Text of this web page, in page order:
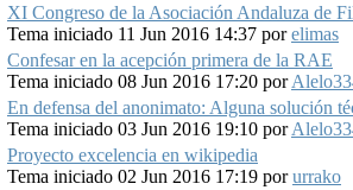
XI Congreso de la Asociación Andaluza de
Tema iniciado 11 Jun 2016 14:37 porelimas
Confesar en la acepción primera de la RAE
Tema iniciado 08 Jun 2016 17:20 por
En defensa del anonimato: Alguna solución
Tema iniciado 03 Jun 2016 19:10 por
Proyecto excelencia en wikipedia
Tema iniciado 02 Jun 2016 17:19 porurrako